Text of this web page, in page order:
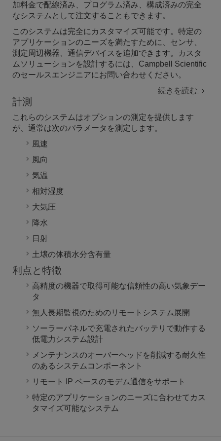
Metric Rain Gage (TE525MM-L)
The TE525MM tipping-bucket rain gage has a 24.5
cm funnel.
雨量計用ウインドスクリーン
アルター型雨量計風防（260-953）
260-953 は、風による降水量測定誤差を最小限に抑
えるために使用されるアルター型スクリーンです。
ウインドスクリーン無し
土壌水分
CS655 は、土壌の体積水分含有量、バルク電気伝
土壌水分センサ無し
土壌水分を測定する必要がない場合のオプション。
Data Logging & Control
計測・制御データロガー（CR6）
CR6 計測・制御データロガーにはユニバーサル (U)
端子があり、アナログ、デジタル、スマートなど、
ほぼすべてのセンサに接続できます。
Wi-Fi 対応 計測・制御データロガー (CR6-
WIFI)
加料金で配線済み、プログラム済み、構成済みの完全
なシステムとして注文することもできます。
このシステムは完全にカスタマイズ可能です。特定の
アプリケーションのニーズを満たすために、センサ、
測定周辺機器、通信デバイスを追加できます。カスタ
ムソリューションを設計するには、Campbell Scientific
のセールスエンジニアにお問い合わせください。
続きを読む
計測
これらのシステムはオプションの測定を提供します
が、通常は次のパラメータを測定します。
風速
風向
気温
相対湿度
大気圧
降水
日射
土壌の体積水分含有量
利点と特徴
高精度の機器で取得可能な信頼性の高い気象デー
タ
無人長期監視のためのリモートシステム展開
ソーラーパネルで充電されたバッテリで動作する
低電力システム設計
メンテナンスのオーバーヘッドを削減する耐久性
のあるシステムコンポーネント
リモート IP ベースのモデム通信をサポート
特定のアプリケーションのニーズに合わせてカス
タマイズ可能なシステム